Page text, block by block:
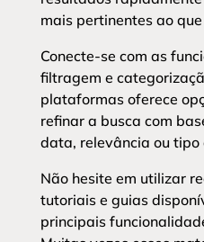
mais pertinentes ao
Conecte-se com as
filtragem e
plataformas oferece
refinar a busca com
data, relevância ou tipo
Não hesite em utilizar
tutoriais e guias
principais